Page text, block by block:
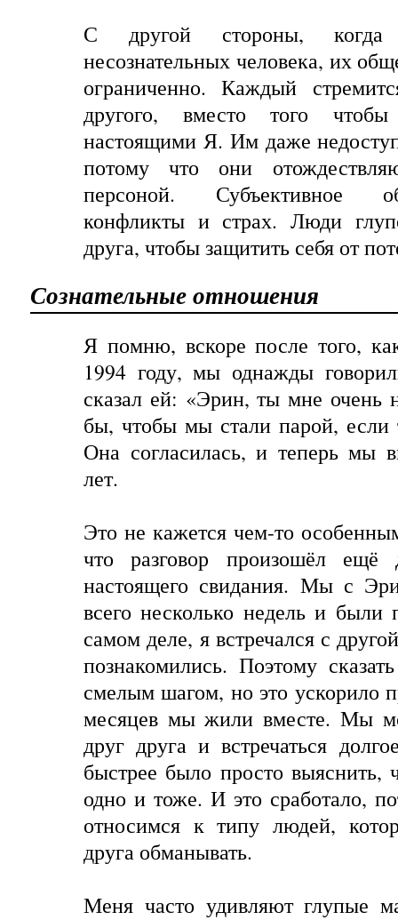
С другой стороны, когда
несознательных человека, их
ограниченно. Каждый
другого, вместо того
настоящими Я. Им даже
потому что они
персоной. Субъективное
конфликты и страх. Люди
друга, чтобы защитить себя от
Сознательные отношения
Я помню, вскоре после того,
1994 году, мы однажды
сказал ей: «Эрин, ты мне очень
бы, чтобы мы стали парой, если
Она согласилась, и теперь мы
лет.
Это не кажется чем-то
что разговор произошёл ещё
настоящего свидания. Мы с
всего несколько недель и были
самом деле, я встречался с
познакомились. Поэтому
смелым шагом, но это ускорило
месяцев мы жили вместе. Мы
друг друга и встречаться
быстрее было просто выяснить,
одно и тоже. И это сработало,
относимся к типу людей,
друга обманывать.
Меня часто удивляют глупые